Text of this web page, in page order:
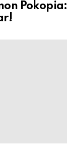
Pokopia: